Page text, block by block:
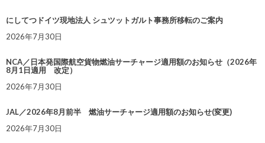
にしてつドイツ現地法人 シュツットガルト事務所移転のご案内
2026年7月30日
NCA／日本発国際航空貨物燃油サーチャージ適用額のお知らせ（2026年
8月1日適用 改定）
2026年7月30日
JAL／2026年8月前半 燃油サーチャージ適用額のお知らせ(変更)
2026年7月30日